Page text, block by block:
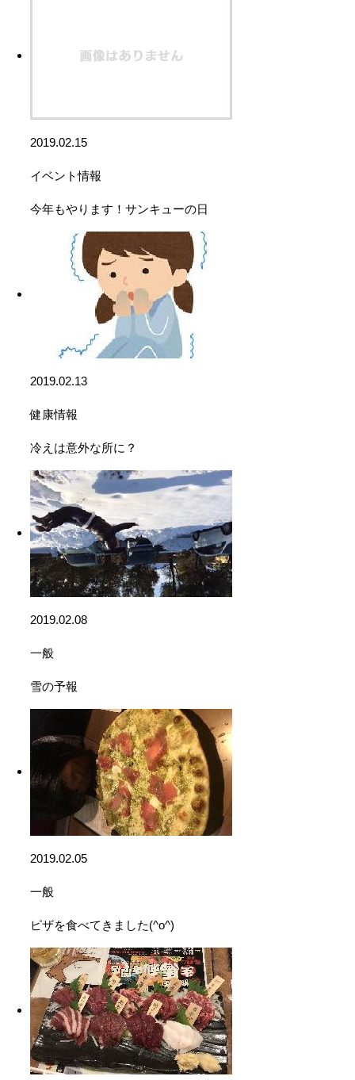
2019.02.15
イベント情報
今年もやります！サンキューの日
2019.02.13
健康情報
冷えは意外な所に？
2019.02.08
一般
雪の予報
2019.02.05
一般
ピザを食べてきました(^o^)